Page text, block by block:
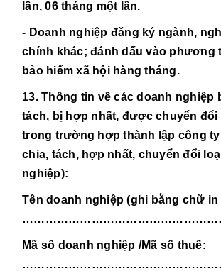
lần, 06 tháng một lần.
- Doanh nghiệp đăng ký ngành,
chính khác; đánh dấu vào phương
bảo hiểm xã hội hàng tháng.
13. Thông tin về các doanh nghiệp
tách, bị hợp nhất, được chuyển đổi
trong trường hợp thành lập công
chia, tách, hợp nhất, chuyển đổi
nghiệp):
Tên doanh nghiệp (ghi bằng chữ in
Mã số doanh nghiệp /Mã số thuế: